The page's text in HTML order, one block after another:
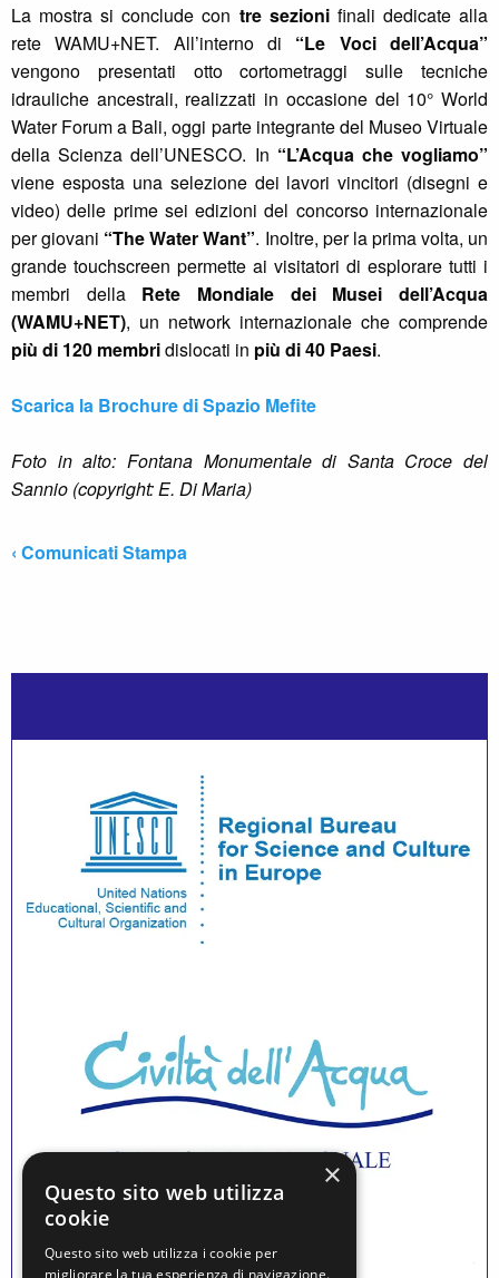
La mostra si conclude con tre sezionifinali dedicate alla
rete WAMU+NET. All’interno di “Le Voci dell’Acqua”
vengono presentati otto cortometraggi sulle tecniche
idrauliche ancestrali, realizzati in occasione del 10° World
Water Forum a Bali, oggi parte integrante del Museo Virtuale
della Scienza dell’UNESCO. In “L’Acqua che vogliamo”
viene esposta una selezione dei lavori vincitori (disegni e
video) delle prime sei edizioni del concorso internazionale
per giovani “The Water Want”. Inoltre, per la prima volta, un
grande touchscreen permette ai visitatori di esplorare tutti i
membri della Rete Mondiale dei Musei dell’Acqua
(WAMU+NET), un network internazionale che comprende
più di 120 membridislocati in più di 40 Paesi.
Scarica la Brochure di Spazio Mefite
Foto in alto: Fontana Monumentale di Santa Croce del
Sannio (copyright: E. Di Maria)
‹ Comunicati Stampa
×
Questo sito web utilizza
cookie
Questo sito web utilizza i cookie per
migliorare la tua esperienza di navigazione.